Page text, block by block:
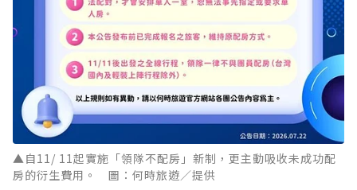
▲自11/ 11起實施「領隊不配房」新制，更主動吸收未成功配
房的衍生費用。 圖：何時旅遊／提供